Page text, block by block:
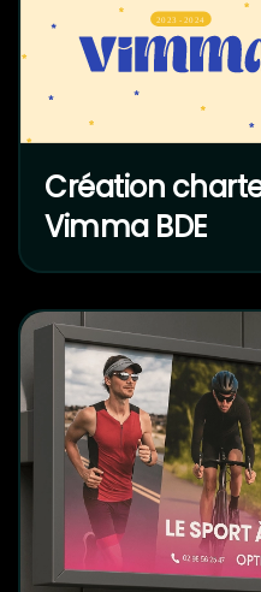
Création
Vimma BDE